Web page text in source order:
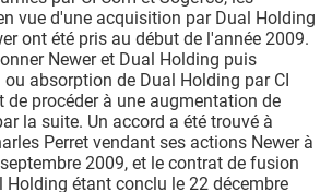
vue d'une acquisition par Dual Holding
ont été pris au début de l'année 2009.
Newer et Dual Holding puis
absorption de Dual Holding par CI
de procéder à une augmentation de
la suite. Un accord a été trouvé à
Perret vendant ses actions Newer à
2009, et le contrat de fusion
Holding étant conclu le 22 décembre